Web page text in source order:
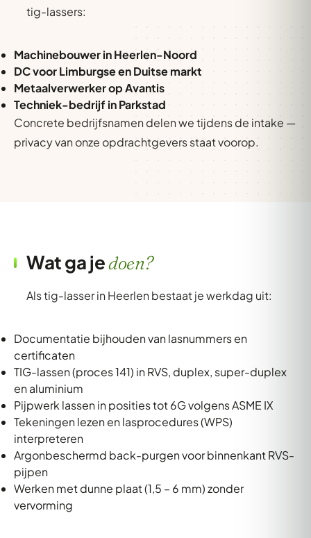
tig-lassers:
Machinebouwer in Heerlen-Noord
DC voor Limburgse en Duitse markt
Metaalverwerker op Avantis
Techniek-bedrijf in Parkstad
Concrete bedrijfsnamen delen we tijdens de intake —
privacy van onze opdrachtgevers staat voorop.
Wat ga jedoen?
Als tig-lasser in Heerlen bestaat je werkdag uit:
Documentatie bijhouden van lasnummers en
certificaten
TIG-lassen (proces 141) in RVS, duplex, super-duplex
en aluminium
Pijpwerk lassen in posities tot 6G volgens ASME IX
Tekeningen lezen en lasprocedures (WPS)
interpreteren
Argonbeschermd back-purgen voor binnenkant RVS-
pijpen
Werken met dunne plaat (1,5 – 6 mm) zonder
vervorming